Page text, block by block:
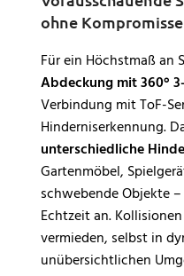
ohne Kompromisse
Für ein Höchstmaß an
Abdeckung mit 360°
Verbindung mit ToF-
Hinderniserkennung.
unterschiedliche
Gartenmöbel,
schwebende Objekte
Echtzeit an.
vermieden, selbst in
unübersichtlichen